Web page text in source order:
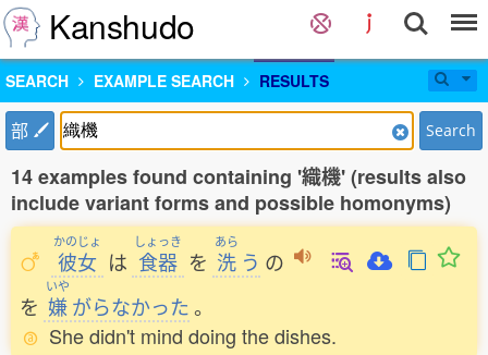
Kanshudo
SEARCH EXAMPLE SEARCH RESULTS
部 Search
14 examples found containing '織機' (results also
include variant forms and possible homonyms)
かのじょ
彼女 は
しょっき
食器 を
あら
洗 う の
を
いや
嫌がらなかった 。
She didn't mind doing the dishes.